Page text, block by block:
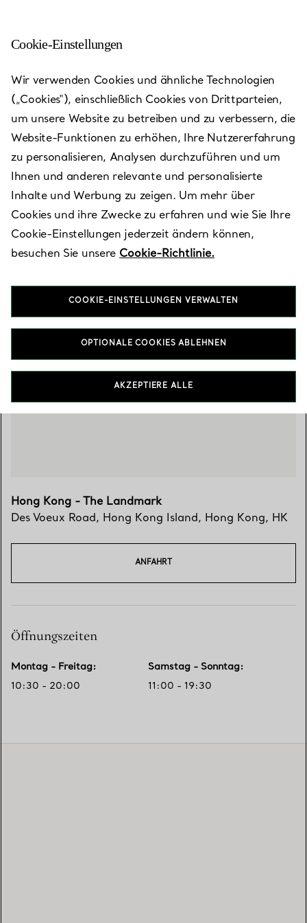
Hong Kong - The Landmark
Heute bis 20:00 geöffnet
VEREINBAREN SIE EINEN TERMIN
Verfügbare Leistungen
Besuchen Sie uns
Hong Kong - The Landmark
Des Voeux Road, Hong Kong Island, Hong Kong, HK
ANFAHRT
Öffnungszeiten
Montag - Freitag:
10:30 - 20:00
Samstag - Sonntag:
11:00 - 19:30
Cookie-Einstellungen
Wir verwenden Cookies und ähnliche Technologien
(„Cookies“), einschließlich Cookies von Drittparteien,
um unsere Website zu betreiben und zu verbessern, die
Website-Funktionen zu erhöhen, Ihre Nutzererfahrung
zu personalisieren, Analysen durchzuführen und um
Ihnen und anderen relevante und personalisierte
Inhalte und Werbung zu zeigen. Um mehr über
Cookies und ihre Zwecke zu erfahren und wie Sie Ihre
Cookie-Einstellungen jederzeit ändern können,
besuchen Sie unsere Cookie-Richtlinie.
COOKIE-EINSTELLUNGEN VERWALTEN
OPTIONALE COOKIES ABLEHNEN
AKZEPTIERE ALLE